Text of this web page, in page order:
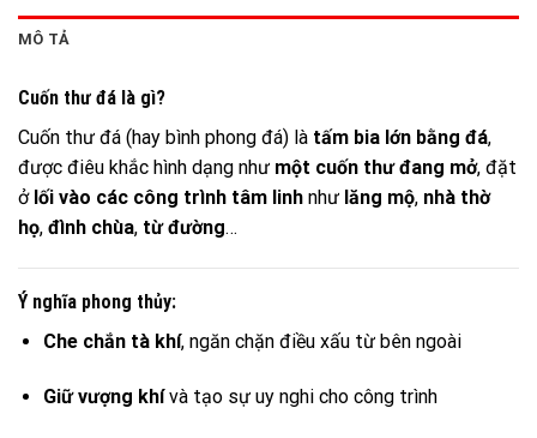
MÔ TẢ
Cuốn thư đá là gì?
Cuốn thư đá (hay bình phong đá) là tấm bia lớn bằng đá,
được điêu khắc hình dạng như một cuốn thư đang mở, đặt
ở lối vào các công trình tâm linh như lăng mộ, nhà thờ
họ, đình chùa, từ đường…
Ý nghĩa phong thủy:
Che chắn tà khí, ngăn chặn điều xấu từ bên ngoài
Giữ vượng khívà tạo sự uy nghi cho công trình